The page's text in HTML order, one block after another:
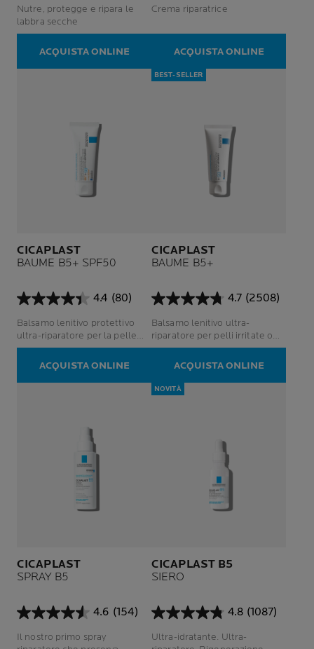
su
5
stelle.
recensioni
Nutre, protegge e ripara le
labbra secche
ACQUISTA ONLINE
su
stelle.
recensioni
Crema riparatrice
ACQUISTA ONLINE
CICAPLAST
BAUME B5+ SPF50
4.4 (80)
4.4
su
5
stelle.
recensioni
Balsamo lenitivo protettivo
ultra-riparatore per la pelle
irritata o fragilizzata esposta
quotidianamente ai raggi UV.
Testato anche post-procedure
e tatuaggi.
ACQUISTA ONLINE
BEST-SELLER
CICAPLAST
BAUME B5+
4.7 (2508)
4.7
su
5
stelle.
recensioni
Balsamo lenitivo ultra-
riparatore per pelli irritate o
fragilizzate. Efficacia
dimostrata su 15 condizioni
cutanee. Testato anche dopo il
tatuaggio.
ACQUISTA ONLINE
CICAPLAST
SPRAY B5
4.6 (154)
4.6
su
5
Il nostro primo spray
NOVITÀ
CICAPLAST B5
SIERO
4.8 (1087)
4.8
su
5
Ultra-idratante. Ultra-